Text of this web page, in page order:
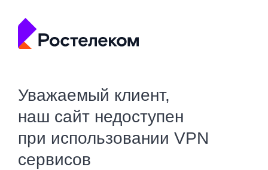
Уважаемый клиент,
наш сайт недоступен
при использовании VPN
сервисов